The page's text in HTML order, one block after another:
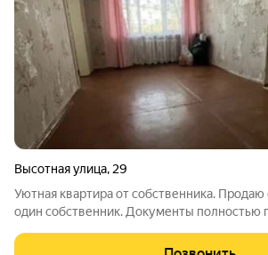
Высотная улица, 29
Уютная квартира от собственника.
один собственник. Документы полностью